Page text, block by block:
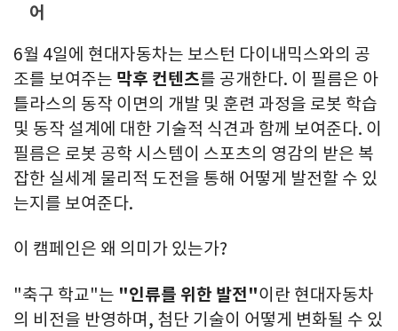
어
6월 4일에 현대자동차는 보스턴 다이내믹스와의 공
조를 보여주는 막후 컨텐츠를 공개한다. 이 필름은 아
틀라스의 동작 이면의 개발 및 훈련 과정을 로봇 학습
및 동작 설계에 대한 기술적 식견과 함께 보여준다. 이
필름은 로봇 공학 시스템이 스포츠의 영감의 받은 복
잡한 실세계 물리적 도전을 통해 어떻게 발전할 수 있
는지를 보여준다.
이 캠페인은 왜 의미가 있는가?
"축구 학교"는 "인류를 위한 발전"이란 현대자동차
의 비전을 반영하며, 첨단 기술이 어떻게 변화될 수 있